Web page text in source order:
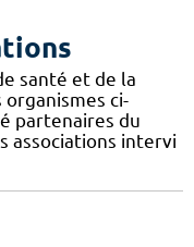
santé et de la
ci-
partenaires du
associations intervi